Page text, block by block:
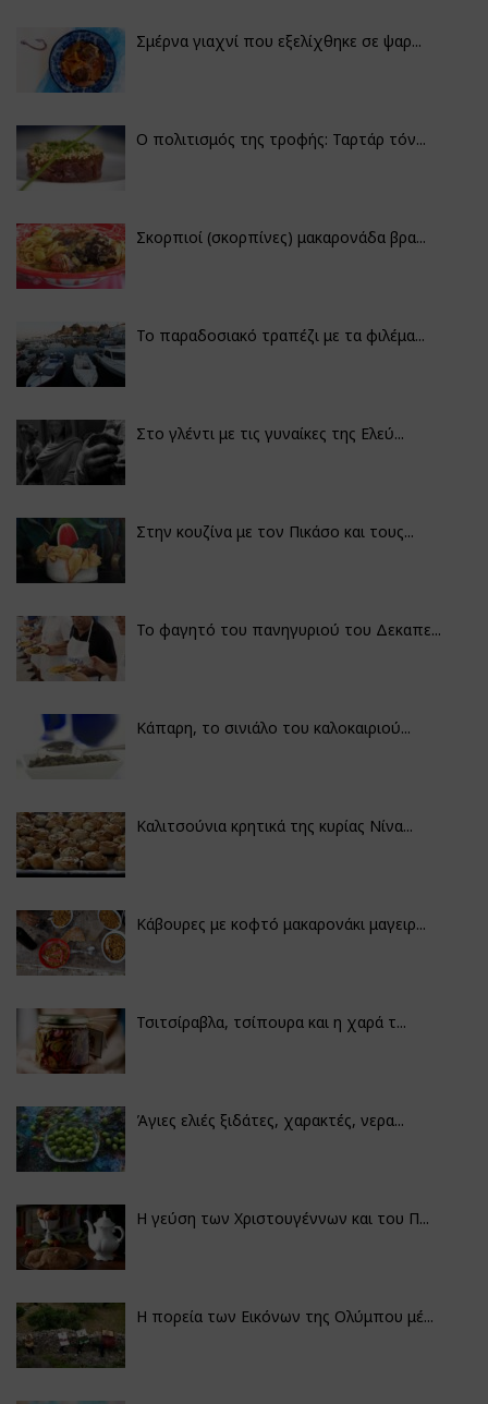
Σμέρνα γιαχνί που εξελίχθηκε σε ψαρ...
Ο πολιτισμός της τροφής: Ταρτάρ τόν...
Σκορπιοί (σκορπίνες) μακαρονάδα βρα...
Το παραδοσιακό τραπέζι με τα φιλέμα...
Στο γλέντι με τις γυναίκες της Ελεύ...
Στην κουζίνα με τον Πικάσο και τους...
Το φαγητό του πανηγυριού του Δεκαπε...
Κάπαρη, το σινιάλο του καλοκαιριού...
Καλιτσούνια κρητικά της κυρίας Νίνα...
Κάβουρες με κοφτό μακαρονάκι μαγειρ...
Τσιτσίραβλα, τσίπουρα και η χαρά τ...
Άγιες ελιές ξιδάτες, χαρακτές, νερα...
Η γεύση των Χριστουγέννων και του Π...
Η πορεία των Εικόνων της Ολύμπου μέ...